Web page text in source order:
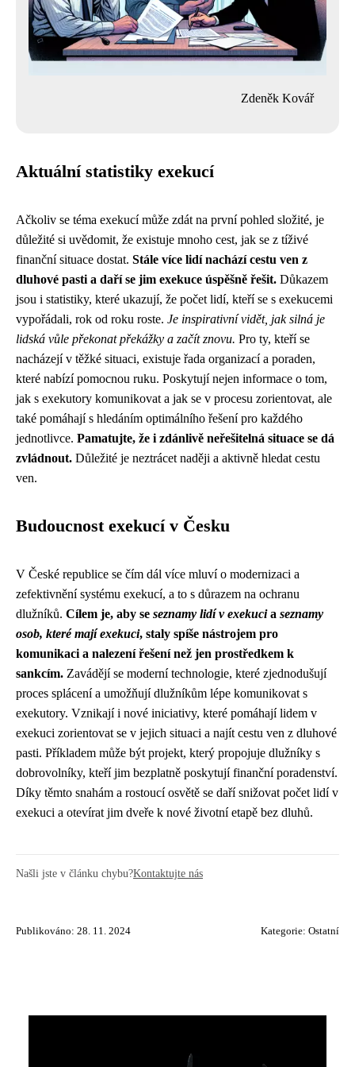
Zdeněk Kovář
Aktuální statistiky exekucí
Ačkoliv se téma exekucí může zdát na první pohled složité, je
důležité si uvědomit, že existuje mnoho cest, jak se z tíživé
finanční situace dostat. Stále více lidí nachází cestu ven z
dluhové pasti a daří se jim exekuce úspěšně řešit. Důkazem
jsou i statistiky, které ukazují, že počet lidí, kteří se s exekucemi
vypořádali, rok od roku roste. Je inspirativní vidět, jak silná je
lidská vůle překonat překážky a začít znovu. Pro ty, kteří se
nacházejí v těžké situaci, existuje řada organizací a poraden,
které nabízí pomocnou ruku. Poskytují nejen informace o tom,
jak s exekutory komunikovat a jak se v procesu zorientovat, ale
také pomáhají s hledáním optimálního řešení pro každého
jednotlivce. Pamatujte, že i zdánlivě neřešitelná situace se dá
zvládnout. Důležité je neztrácet naději a aktivně hledat cestu
ven.
Budoucnost exekucí v Česku
V České republice se čím dál více mluví o modernizaci a
zefektivnění systému exekucí, a to s důrazem na ochranu
dlužníků. Cílem je, aby se seznamy lidí v exekucia seznamy
osob, které mají exekuci, staly spíše nástrojem pro
komunikaci a nalezení řešení než jen prostředkem k
sankcím. Zavádějí se moderní technologie, které zjednodušují
proces splácení a umožňují dlužníkům lépe komunikovat s
exekutory. Vznikají i nové iniciativy, které pomáhají lidem v
exekuci zorientovat se v jejich situaci a najít cestu ven z dluhové
pasti. Příkladem může být projekt, který propojuje dlužníky s
dobrovolníky, kteří jim bezplatně poskytují finanční poradenství.
Díky těmto snahám a rostoucí osvětě se daří snižovat počet lidí v
exekuci a otevírat jim dveře k nové životní etapě bez dluhů.
Našli jste v článku chybu?Kontaktujte nás
Publikováno: 28. 11. 2024 Kategorie: Ostatní